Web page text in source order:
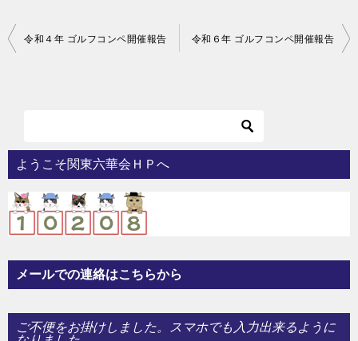
投
ー
シ
ョ
ン
令和４年 ゴルフコンペ開催報告 令和６年 ゴルフコンペ開催報告
ようこそ関東六華会ＨＰへ
メールでの連絡はこちらから
ご不便をお掛けしました。スマホでも入力出来るように